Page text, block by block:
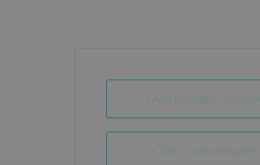
+ Add to Google Calendar
+ iCal / Outlook export